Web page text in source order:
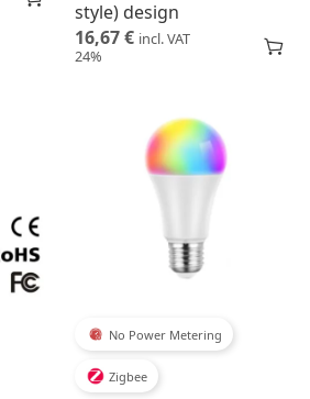
style) design
16,67€ incl. VAT
24%
No Power Metering
Zigbee